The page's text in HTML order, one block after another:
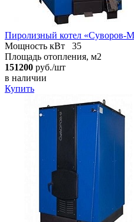
Пиролизный котел «Суворов-
Мощность кВт
35
Площадь отопления, м2
151200 руб./шт
в наличии
Купить